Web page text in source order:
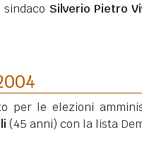
Silverio Pietro
per le elezioni
(45 anni) con la lista